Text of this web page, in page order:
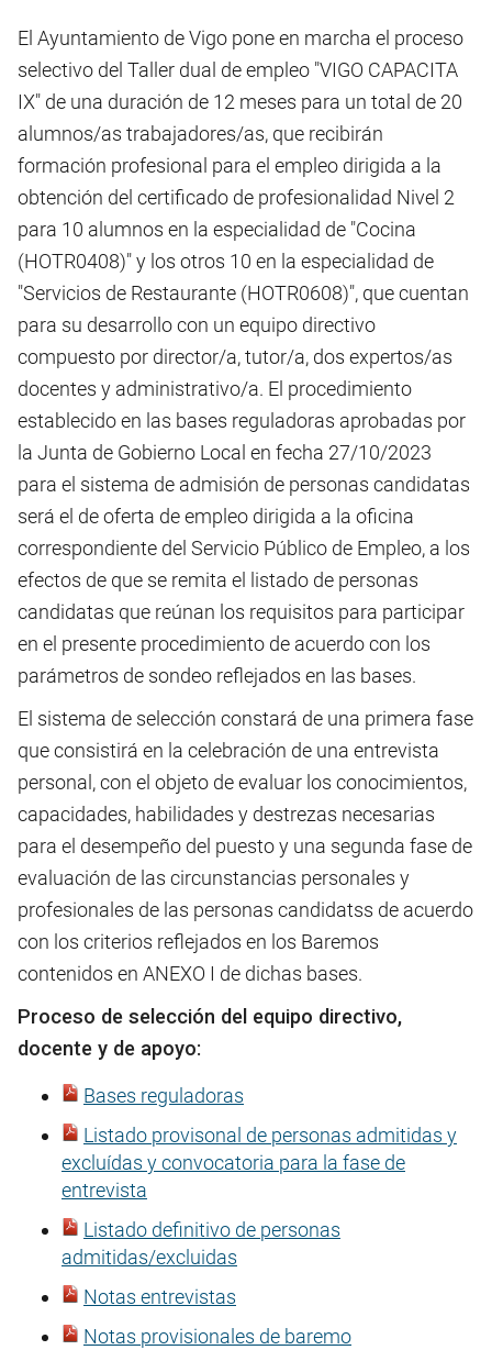
El Ayuntamiento de Vigo pone en marcha el proceso
selectivo del Taller dual de empleo "VIGO CAPACITA
IX" de una duración de 12 meses para un total de 20
alumnos/as trabajadores/as, que recibirán
formación profesional para el empleo dirigida a la
obtención del certificado de profesionalidad Nivel 2
para 10 alumnos en la especialidad de "Cocina
(HOTR0408)" y los otros 10 en la especialidad de
"Servicios de Restaurante (HOTR0608)", que cuentan
para su desarrollo con un equipo directivo
compuesto por director/a, tutor/a, dos expertos/as
docentes y administrativo/a. El procedimiento
establecido en las bases reguladoras aprobadas por
la Junta de Gobierno Local en fecha 27/10/2023
para el sistema de admisión de personas candidatas
será el de oferta de empleo dirigida a la oficina
correspondiente del Servicio Público de Empleo, a los
efectos de que se remita el listado de personas
candidatas que reúnan los requisitos para participar
en el presente procedimiento de acuerdo con los
parámetros de sondeo reflejados en las bases.
El sistema de selección constará de una primera fase
que consistirá en la celebración de una entrevista
personal, con el objeto de evaluar los conocimientos,
capacidades, habilidades y destrezas necesarias
para el desempeño del puesto y una segunda fase de
evaluación de las circunstancias personales y
profesionales de las personas candidatss de acuerdo
con los criterios reflejados en los Baremos
contenidos en ANEXO I de dichas bases.
Proceso de selección del equipo directivo,
docente y de apoyo:
Bases reguladoras
Listado provisonal de personas admitidas y
excluídas y convocatoria para la fase de
entrevista
Listado definitivo de personas
admitidas/excluidas
Notas entrevistas
Notas provisionales de baremo